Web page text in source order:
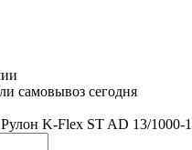
самовывоз сегодня
Рулон K-Flex ST AD 13/1000-